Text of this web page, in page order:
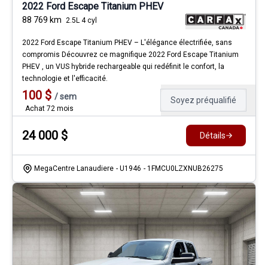
2022 Ford Escape Titanium PHEV
88 769 km 2.5L 4 cyl
2022 Ford Escape Titanium PHEV – L'élégance électrifiée, sans
compromis Découvrez ce magnifique 2022 Ford Escape Titanium
PHEV , un VUS hybride rechargeable qui redéfinit le confort, la
technologie et l'efficacité.
100 $ /sem
Achat 72 mois
Soyez préqualifié
24 000 $ Détails
MegaCentre Lanaudiere - U1946 - 1FMCU0LZXNUB26275